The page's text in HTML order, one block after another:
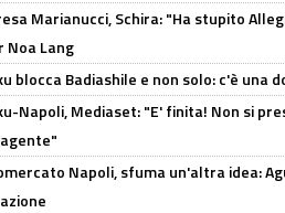
Marianucci, Schira: "Ha stupito
Noa Lang
blocca Badiashile e non solo: c'è una
Napoli, Mediaset: "E' finita! Non si
Napoli, sfuma un'altra idea: